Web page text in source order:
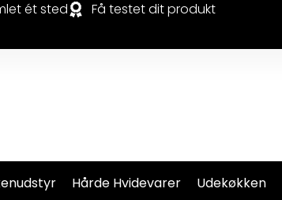
ét sted Få testet dit produkt
Hårde Hvidevarer Udekøkken